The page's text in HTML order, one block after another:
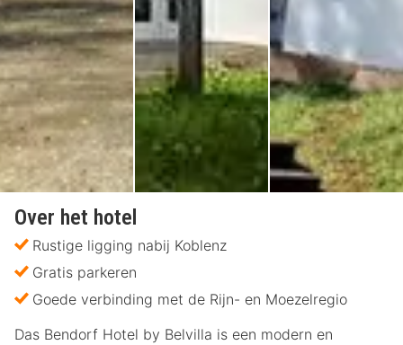
Over het hotel
Rustige ligging nabij Koblenz
Gratis parkeren
Goede verbinding met de Rijn- en Moezelregio
Das Bendorf Hotel by Belvilla is een modern en